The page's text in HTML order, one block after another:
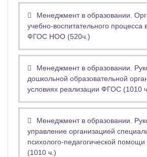
Менеджмент в образовании.
учебно-воспитательного процесса
ФГОС НОО (520ч.)
Менеджмент в образовании.
дошкольной образовательной
условиях реализации ФГОС (1010
Менеджмент в образовании.
управление организацией
психолого-педагогической
(1010 ч.)